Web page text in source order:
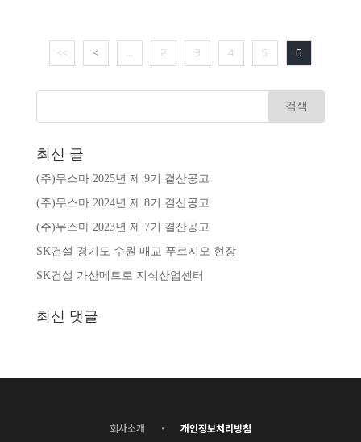
<< < ... 2 3 4 5 6
최신 글
(주)무스마 2025년 제 9기 결산공고
(주)무스마 2024년 제 8기 결산공고
(주)무스마 2023년 제 7기 결산공고
SK건설 경기도 수원 매교 푸르지오 현장
SK건설 가산메트로 지식산업센터
최신 댓글
회사소개 · 개인정보처리방침